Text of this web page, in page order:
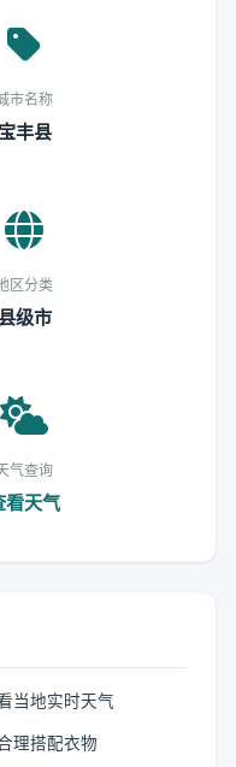
市名称
宝丰县
区分类
级市
气查询
看天气
当地实时天气
理搭配衣物